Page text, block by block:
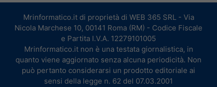
Mrinformatico.it di proprietà di WEB 365 SRL - Via
Nicola Marchese 10, 00141 Roma (RM) - Codice Fiscale
e Partita I.V.A. 12279101005
Mrinformatico.it non è una testata giornalistica, in
quanto viene aggiornato senza alcuna periodicità. Non
può pertanto considerarsi un prodotto editoriale ai
sensi della legge n. 62 del 07.03.2001